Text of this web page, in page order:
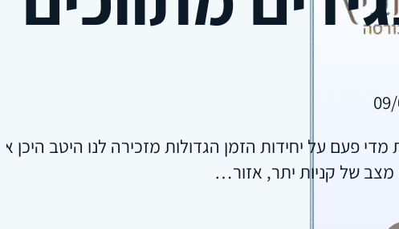
מדי פעם על יחידות הזמן הגדולות מזכירה לנו היטב
מצב של קניות יתר, אזור…